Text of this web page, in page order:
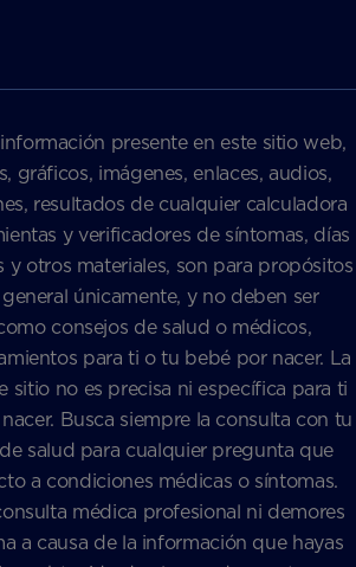
presente en este sitio web,
gráficos, imágenes, enlaces, audios,
resultados de cualquier calculadora
y verificadores de síntomas, días
y otros materiales, son para propósitos
únicamente, y no deben ser
consejos de salud o médicos,
para ti o tu bebé por nacer. La
sitio no es precisa ni específica para ti
Busca siempre la consulta con tu
salud para cualquier pregunta que
a condiciones médicas o síntomas.
médica profesional ni demores
a causa de la información que hayas